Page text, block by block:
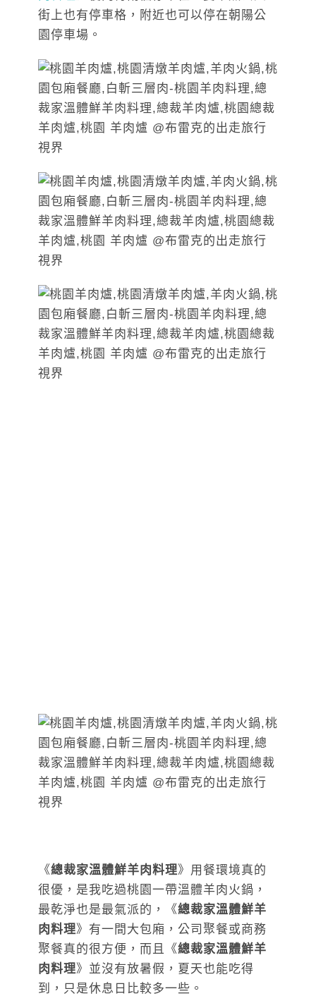
街上也有停車格，附近也可以停在朝陽公
園停車場。
《總裁家溫體鮮羊肉料理》用餐環境真的
很優，是我吃過桃園一帶溫體羊肉火鍋，
最乾淨也是最氣派的，《總裁家溫體鮮羊
肉料理》有一間大包廂，公司聚餐或商務
聚餐真的很方便，而且《總裁家溫體鮮羊
肉料理》並沒有放暑假，夏天也能吃得
到，只是休息日比較多一些。